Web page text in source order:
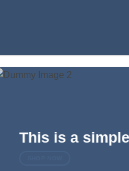
This is a